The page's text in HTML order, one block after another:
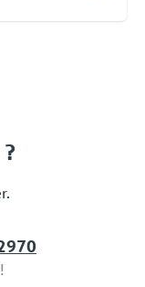
compter sur
flexible et une
vers les
vous
moment.
24/7/365,
Cet
solutions